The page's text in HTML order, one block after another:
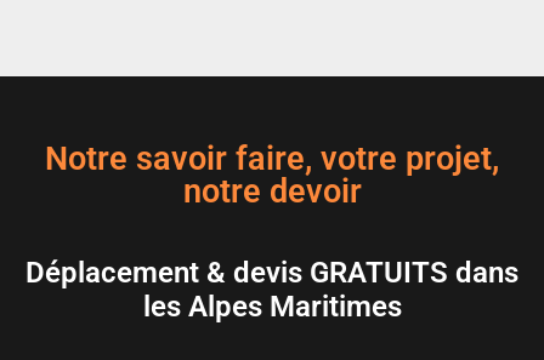
Notre savoir faire, votre projet,
notre devoir
Déplacement & devis GRATUITS dans
les Alpes Maritimes